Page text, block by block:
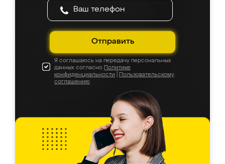
Отправить
Я соглашаюсь на передачу персональных
данных согласно Политике
конфиденциальности
Пользовательскому
соглашению